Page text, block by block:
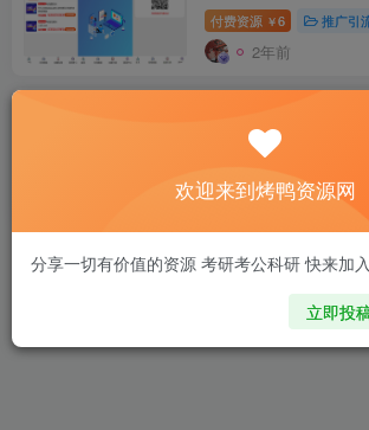
付费资源 ￥6 推广引
2年前
流量卡推广分销网
卡推广分销管理系统
2年前
欢迎来到烤鸭资源网
分享一切有价值的资源 考研考公科研 快来加
立即投